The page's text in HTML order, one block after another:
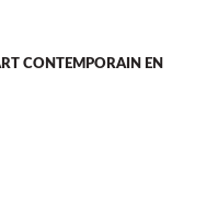
CONTEMPORAIN EN